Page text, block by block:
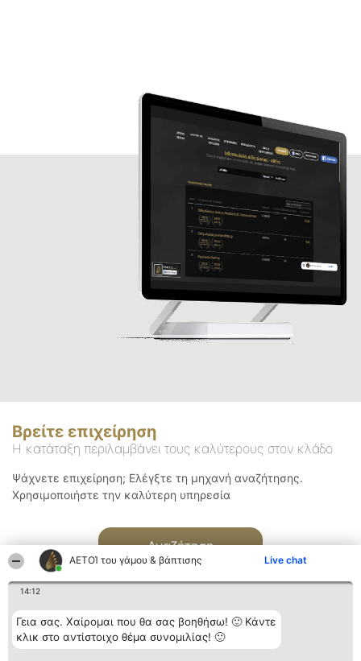
ΑΕΤΟΊ του γάμου & βάπτισης Live chat
14:12
Γεια σας. Χαίρομαι που θα σας βοηθήσω! 🙂 Κάντε
κλικ στο αντίστοιχο θέμα συνομιλίας! 🙂
Βρείτε επιχείρηση
Η κατάταξη περιλαμβάνει τους καλύτερους στον κλάδο
Ψάχνετε επιχείρηση; Ελέγξτε τη μηχανή αναζήτησης.
Χρησιμοποιήστε την καλύτερη υπηρεσία
Αναζήτηση